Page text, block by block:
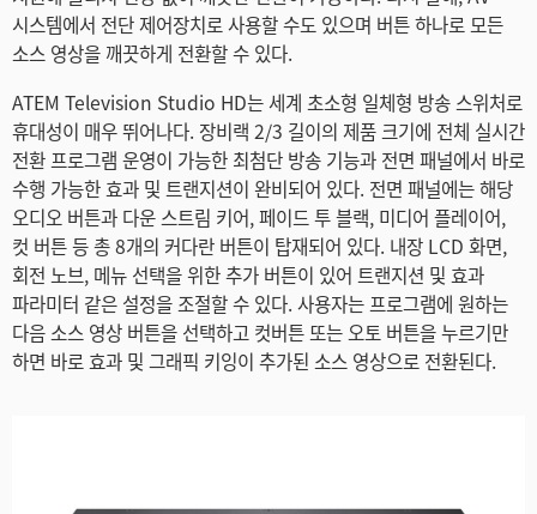
Chinese Taipei
UAE
Ukraine
United Kingdom
United States
시스템에서 전단 제어장치로 사용할 수도 있으며 버튼 하나로 모든
소스 영상을 깨끗하게 전환할 수 있다.
ATEM Television Studio HD는 세계 초소형 일체형 방송 스위처로
휴대성이 매우 뛰어나다. 장비랙 2/3 길이의 제품 크기에 전체 실시간
전환 프로그램 운영이 가능한 최첨단 방송 기능과 전면 패널에서 바로
수행 가능한 효과 및 트랜지션이 완비되어 있다. 전면 패널에는 해당
오디오 버튼과 다운 스트림 키어, 페이드 투 블랙, 미디어 플레이어,
컷 버튼 등 총 8개의 커다란 버튼이 탑재되어 있다. 내장 LCD 화면,
회전 노브, 메뉴 선택을 위한 추가 버튼이 있어 트랜지션 및 효과
파라미터 같은 설정을 조절할 수 있다. 사용자는 프로그램에 원하는
다음 소스 영상 버튼을 선택하고 컷버튼 또는 오토 버튼을 누르기만
하면 바로 효과 및 그래픽 키잉이 추가된 소스 영상으로 전환된다.